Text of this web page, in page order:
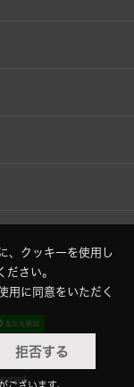
、クッキーを使用し
ださい。
用に同意をいただく
拒否する